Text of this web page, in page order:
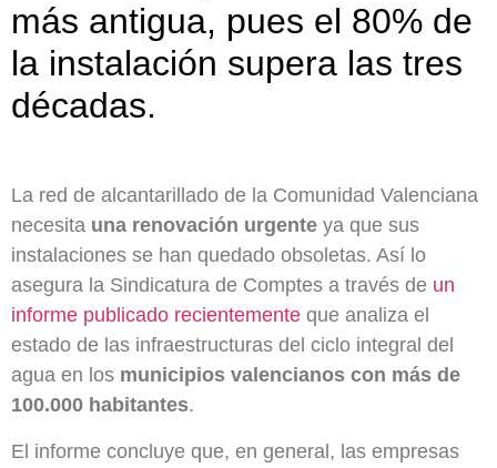
más antigua, pues el 80% de
la instalación supera las tres
décadas.
La red de alcantarillado de la Comunidad Valenciana
necesita una renovación urgente ya que sus
instalaciones se han quedado obsoletas. Así lo
asegura la Sindicatura de Comptes a través de un
informe publicado recientemente que analiza el
estado de las infraestructuras del ciclo integral del
agua en los municipios valencianos con más de
100.000 habitantes.
El informe concluye que, en general, las empresas